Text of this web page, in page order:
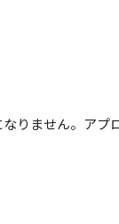
りません。アプ